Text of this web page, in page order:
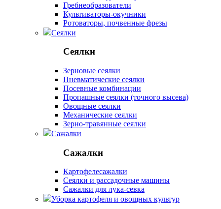
Гребнеобразователи
Культиваторы-окучники
Ротоваторы, почвенные фрезы
Сеялки
Сеялки
Зерновые сеялки
Пневматические сеялки
Посевные комбинации
Пропашные сеялки (точного высева)
Овощные сеялки
Механические сеялки
Зерно-травянные сеялки
Сажалки
Сажалки
Картофелесажалки
Сеялки и рассадочные машины
Сажалки для лука-севка
Уборка картофеля и овощных культур